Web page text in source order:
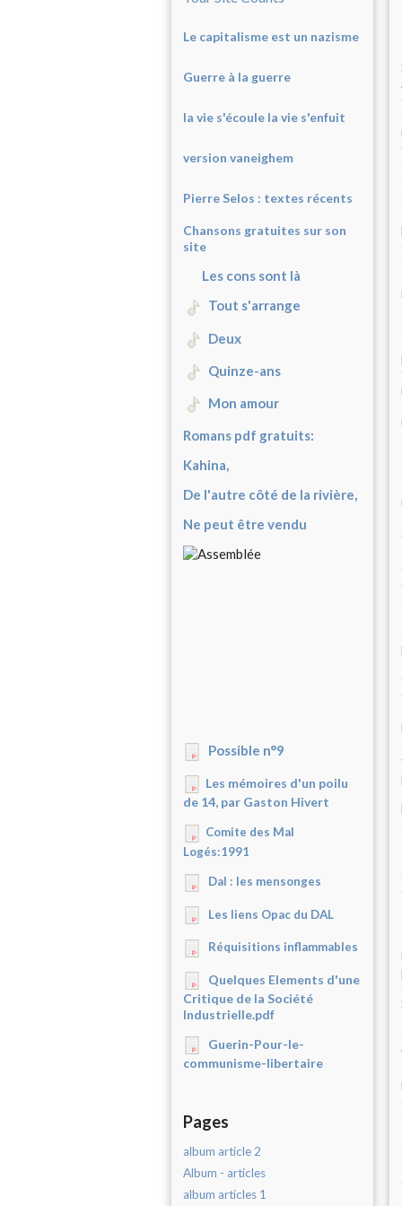
Le capitalisme est un nazisme
Guerre à la guerre
la vie s'écoule la vie s'enfuit
version vaneighem
Pierre Selos : textes récents
Chansons gratuites sur son
site
Les cons sont là
Tout s'arrange
Deux
Quinze-ans
Mon amour
Romans pdf gratuits:
Kahina,
De l'autre côté de la rivière,
Ne peut être vendu
Possible n°9
Les mémoires d'un poilu
de 14, par Gaston Hivert
Comite des Mal
Logés:1991
Dal : les mensonges
Les liens Opac du DAL
Réquisitions inflammables
Quelques Elements d'une
Critique de la Société
Industrielle.pdf
Guerin-Pour-le-
communisme-libertaire
Pages
album article 2
Album - articles
album articles 1